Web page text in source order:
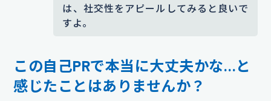
は、社交性をアピールしてみると良いで
すよ。
この自己PRで本当に大丈夫かな…と
感じたことはありませんか？